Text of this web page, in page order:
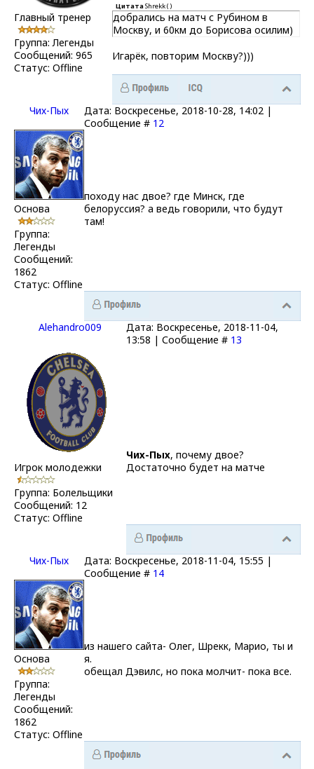
Главный тренер
Группа: Легенды
Сообщений: 965
Статус: Offline
ЦитатаShrekk( )
добрались на матч с Рубином в
Москву, и 60км до Борисова осилим)
Игарёк, повторим Москву?)))
Чих-Пых
Дата: Воскресенье, 2018-10-28, 14:02 |
Сообщение # 12
Основа
Группа:
Легенды
Сообщений:
1862
Статус: Offline
походу нас двое? где Минск, где
белоруссия? а ведь говорили, что будут
там!
Alehandro009
Дата: Воскресенье, 2018-11-04,
13:58 | Сообщение # 13
Игрок молодежки
Группа: Болельщики
Сообщений: 12
Статус: Offline
Чих-Пых, почему двое?
Достаточно будет на матче
Чих-Пых
Дата: Воскресенье, 2018-11-04, 15:55 |
Сообщение # 14
Основа
Группа:
Легенды
Сообщений:
1862
Статус: Offline
из нашего сайта- Олег, Шрекк, Марио, ты и
я.
обещал Дэвилс, но пока молчит- пока все.